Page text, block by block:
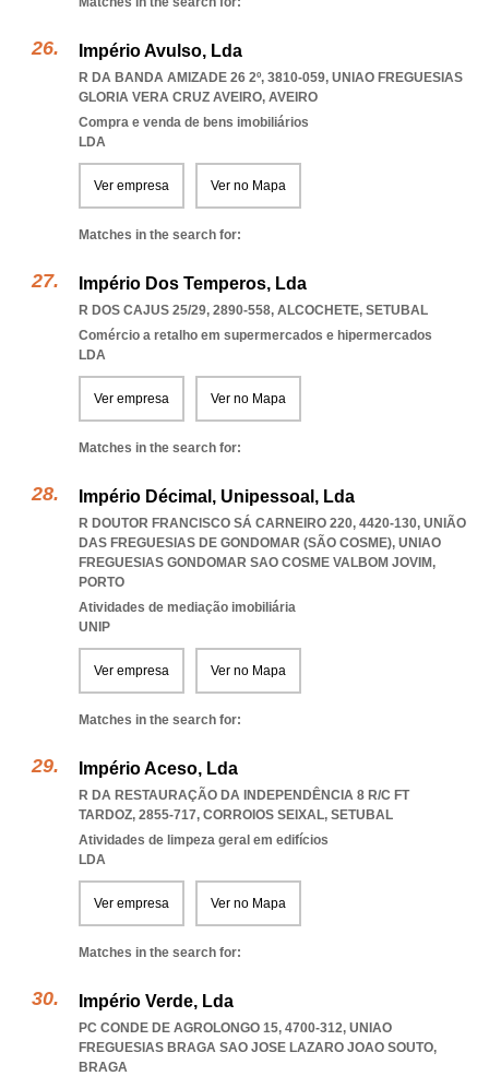
Império Avulso, Lda
R DA BANDA AMIZADE 26 2º, 3810-059, UNIAO FREGUESIAS
GLORIA VERA CRUZ AVEIRO, AVEIRO
Compra e venda de bens imobiliários
LDA
Ver empresa Ver no Mapa
Matches in the search for:
Império Dos Temperos, Lda
R DOS CAJUS 25/29, 2890-558, ALCOCHETE, SETUBAL
Comércio a retalho em supermercados e hipermercados
LDA
Ver empresa Ver no Mapa
Matches in the search for:
Império Décimal, Unipessoal, Lda
R DOUTOR FRANCISCO SÁ CARNEIRO 220, 4420-130, UNIÃO
DAS FREGUESIAS DE GONDOMAR (SÃO COSME), UNIAO
FREGUESIAS GONDOMAR SAO COSME VALBOM JOVIM,
PORTO
Atividades de mediação imobiliária
UNIP
Ver empresa Ver no Mapa
Matches in the search for:
Império Aceso, Lda
R DA RESTAURAÇÃO DA INDEPENDÊNCIA 8 R/C FT
TARDOZ, 2855-717, CORROIOS SEIXAL, SETUBAL
Atividades de limpeza geral em edifícios
LDA
Ver empresa Ver no Mapa
Matches in the search for:
Império Verde, Lda
PC CONDE DE AGROLONGO 15, 4700-312, UNIAO
FREGUESIAS BRAGA SAO JOSE LAZARO JOAO SOUTO,
BRAGA